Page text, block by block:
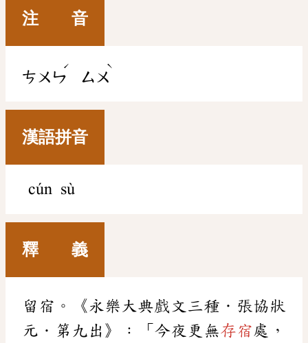
注 音
ㄘㄨㄣ
ˊ
ㄙㄨ
ˋ
漢語拼音
cún sù
釋 義
留宿。《永樂大典戲文三種．張協狀
元．第九出》：「今夜更無存宿處，